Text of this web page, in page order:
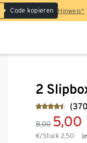
Code kopieren Hinweis*
2
8,00 5,00
€/Stück2,50